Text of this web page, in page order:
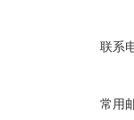
联系
常用